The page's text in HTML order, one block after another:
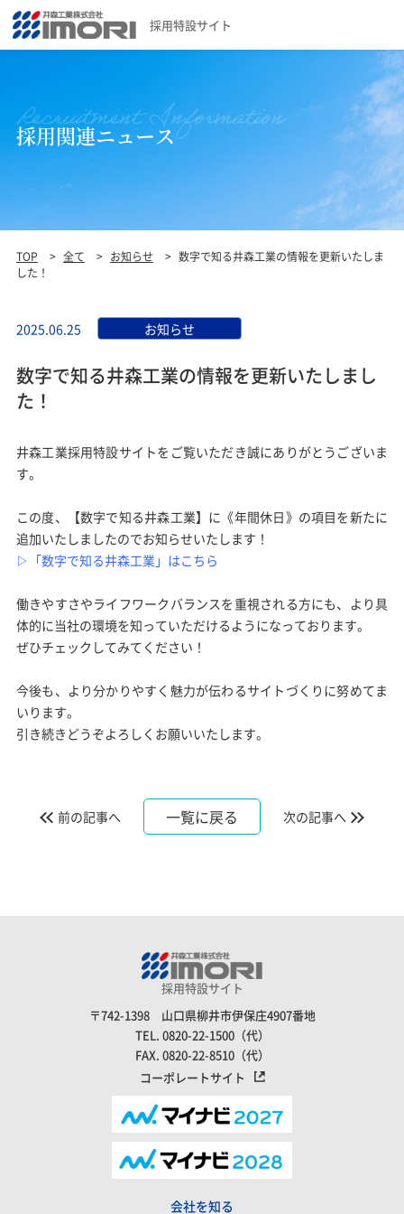
採用特設サイト
採用関連ニュース
TOP > 全て > お知らせ > 数字で知る井森工業の情報を更新いたしま
した！
2025.06.25 お知らせ
数字で知る井森工業の情報を更新いたしまし
た！
井森工業採用特設サイトをご覧いただき誠にありがとうございま
す。
この度、【数字で知る井森工業】に《年間休日》の項目を新たに
追加いたしましたのでお知らせいたします！
▷「数字で知る井森工業」はこちら
働きやすさやライフワークバランスを重視される方にも、より具
体的に当社の環境を知っていただけるようになっております。
ぜひチェックしてみてください！
今後も、より分かりやすく魅力が伝わるサイトづくりに努めてま
いります。
引き続きどうぞよろしくお願いいたします。
前の記事へ 一覧に戻る 次の記事へ
採用特設サイト
〒742-1398 山口県柳井市伊保庄4907番地
TEL. 0820-22-1500（代）
FAX. 0820-22-8510（代）
コーポレートサイト
会社を知る